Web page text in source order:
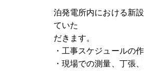
泊発電所内における新
ていた
だきます。
・工事スケジュールの
・現場での測量、丁張